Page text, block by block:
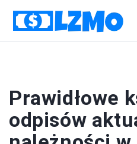
Prawidłowe
odpisów